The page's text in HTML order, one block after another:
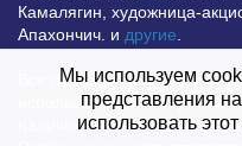
Камалягин, художница-
Апахончич. и другие
Все права защищены и
использование материалов
наличия активной
Мы используем
представления
использовать